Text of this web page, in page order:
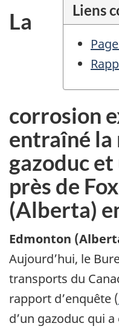
Liens
La
corrosion
entraîné la
gazoduc
près de
(Alberta)
Edmonton
Aujourd’hui, le
transports du
rapport d’enquête (
d’un gazoduc qui